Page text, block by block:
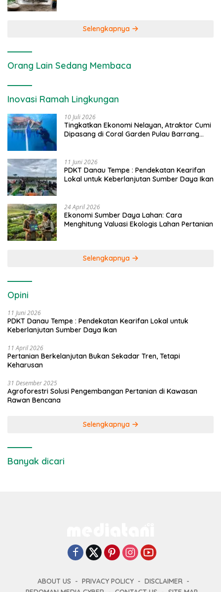
Selengkapnya
Orang Lain Sedang Membaca
Inovasi Ramah Lingkungan
10 Juli 2026
Tingkatkan Ekonomi Nelayan, Atraktor Cumi
Dipasang di Coral Garden Pulau Barrang
11 Juni 2026
PDKT Danau Tempe : Pendekatan Kearifan
Lokal untuk Keberlanjutan Sumber Daya Ikan
24 April 2026
Ekonomi Sumber Daya Lahan: Cara
Menghitung Valuasi Ekologis Lahan Pertanian
Selengkapnya
Opini
11 Juni 2026
PDKT Danau Tempe : Pendekatan Kearifan Lokal untuk
Keberlanjutan Sumber Daya Ikan
11 April 2026
Pertanian Berkelanjutan Bukan Sekadar Tren, Tetapi
Keharusan
31 Desember 2025
Agroforestri Solusi Pengembangan Pertanian di Kawasan
Rawan Bencana
Selengkapnya
Banyak dicari
ABOUT US PRIVACY POLICY
DISCLAIMER